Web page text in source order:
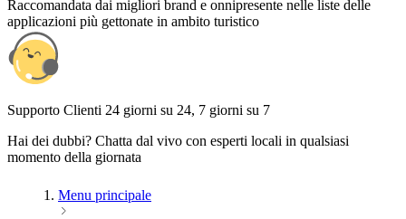
Raccomandata dai migliori brand e onnipresente nelle liste delle
applicazioni più gettonate in ambito turistico
Supporto Clienti 24 giorni su 24, 7 giorni su 7
Hai dei dubbi? Chatta dal vivo con esperti locali in qualsiasi
momento della giornata
Menu principale